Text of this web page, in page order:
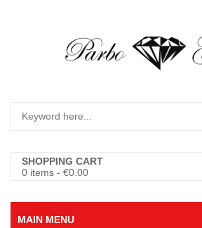
SHOPPING CART
0 items - €0.00
MAIN MENU